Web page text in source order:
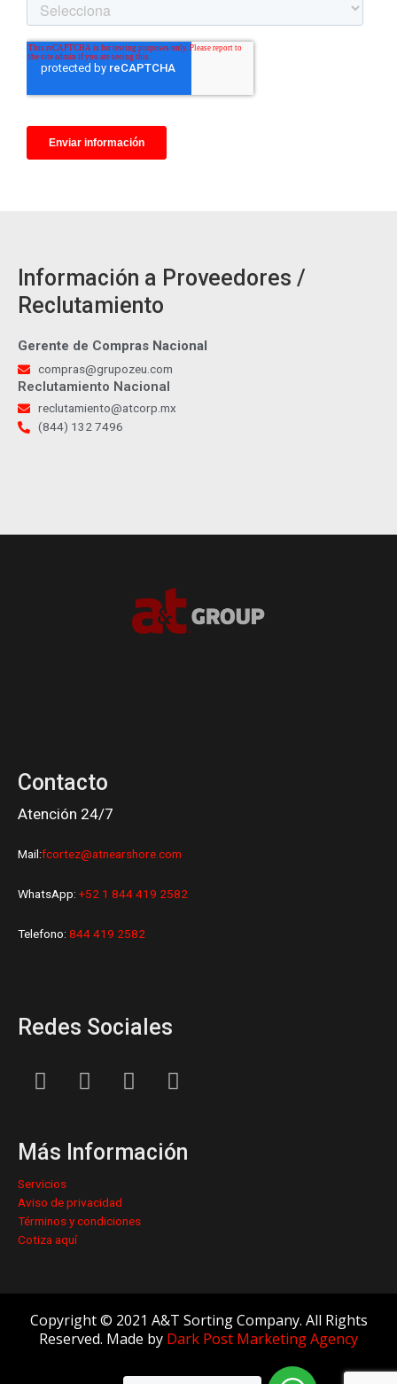
Información a Proveedores /
Reclutamiento
Gerente de Compras Nacional
compras@grupozeu.com
Reclutamiento Nacional
reclutamiento@atcorp.mx
(844) 132 7496
Contacto
Atención 24/7
Mail:fcortez@atnearshore.com
WhatsApp: +52 1 844 419 2582
Telefono: 844 419 2582
Redes Sociales
L
i
e
d
i
n
F
a
e
b
o
k
I
n
a
a
Y
o
u
Más Información
Servicios
Aviso de privacidad
Términos y condiciones
Cotiza aquí
Copyright © 2021 A&T Sorting Company. All Rights
Reserved. Made by Dark Post Marketing Agency